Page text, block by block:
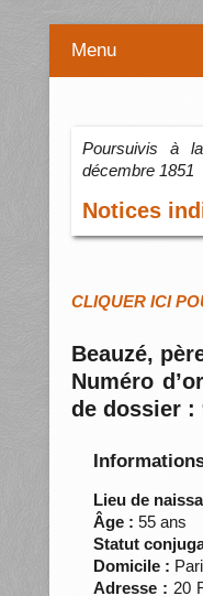
Menu
Poursuivis à
décembre 1851
Notices
CLIQUER ICI
Beauzé,
Numéro
de dossier :
Lieu de
Âge : 55 ans
Statut
Domicile :
Adresse : 20